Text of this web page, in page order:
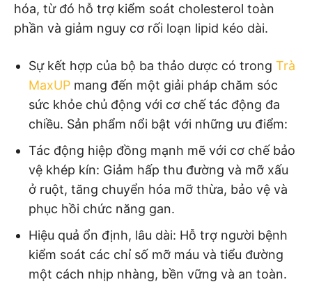
hóa, từ đó hỗ trợ kiểm soát cholesterol toàn
phần và giảm nguy cơ rối loạn lipid kéo dài.
Sự kết hợp của bộ ba thảo dược có trong Trà
MaxUP mang đến một giải pháp chăm sóc
sức khỏe chủ động với cơ chế tác động đa
chiều. Sản phẩm nổi bật với những ưu điểm:
Tác động hiệp đồng mạnh mẽ với cơ chế bảo
vệ khép kín: Giảm hấp thu đường và mỡ xấu
ở ruột, tăng chuyển hóa mỡ thừa, bảo vệ và
phục hồi chức năng gan.
Hiệu quả ổn định, lâu dài: Hỗ trợ người bệnh
kiểm soát các chỉ số mỡ máu và tiểu đường
một cách nhịp nhàng, bền vững và an toàn.